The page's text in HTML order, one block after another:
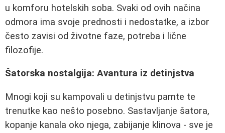
u komforu hotelskih soba. Svaki od ovih načina
odmora ima svoje prednosti i nedostatke, a izbor
često zavisi od životne faze, potreba i lične
filozofije.
Šatorska nostalgija: Avantura iz detinjstva
Mnogi koji su kampovali u detinjstvu pamte te
trenutke kao nešto posebno. Sastavljanje šatora,
kopanje kanala oko njega, zabijanje klinova - sve je